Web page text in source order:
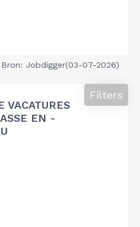
Bron: Jobdigger(03-07-2026)
VACATURES
EN -
Filters